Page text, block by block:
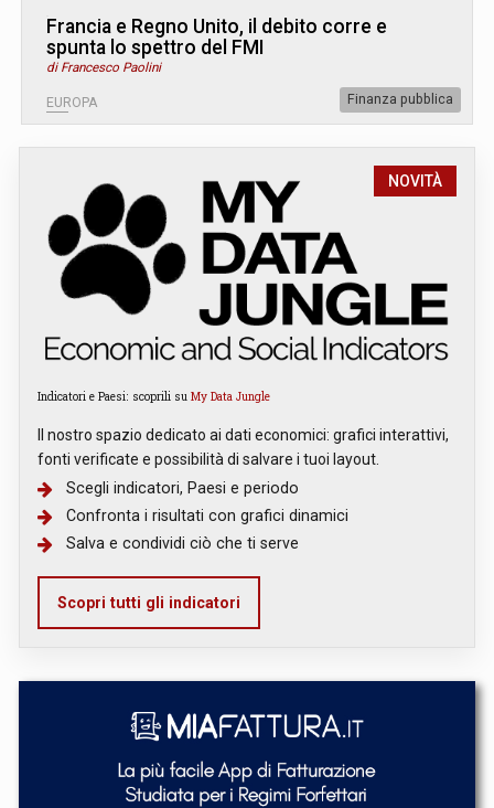
Francia e Regno Unito, il debito corre e
spunta lo spettro del FMI
di Francesco Paolini
EUROPA Finanza pubblica
NOVITÀ
Indicatori e Paesi: scoprili su My Data Jungle
Il nostro spazio dedicato ai dati economici: grafici interattivi,
fonti verificate e possibilità di salvare i tuoi layout.
Scegli indicatori, Paesi e periodo
Confronta i risultati con grafici dinamici
Salva e condividi ciò che ti serve
Scopri tutti gli indicatori